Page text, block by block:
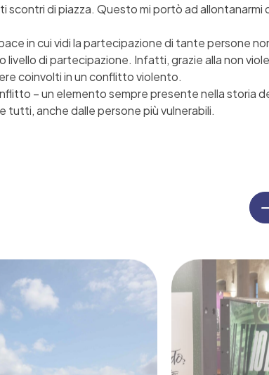
scontri di piazza. Questo mi portò ad allontanarmi
in cui vidi la partecipazione di tante persone
livello di partecipazione. Infatti, grazie alla non
coinvolti in un conflitto violento.
– un elemento sempre presente nella storia
anche dalle persone più vulnerabili.